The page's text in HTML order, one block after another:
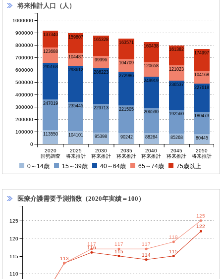
将来推計人口（人）
113550 104101 95398 90242 88264 85268 80445
247019
235445 229713 221505 206590 192560 180473
295163
293612
286223
272986
249919
236537
227618
123688
104487
99996
104709
120658
121023
104168
137340 159807
165328
163571
160438
161382
174997
2020
国勢調査
2025
将来推計
2030
将来推計
2035
将来推計
2040
将来推計
2045
将来推計
2050
将来推計
0
100000
200000
300000
400000
500000
600000
700000
800000
900000
1000000
0～14歳 15～39歳 40～64歳 65～74歳 75歳以上
医療介護需要予測指数（2020年実績＝100）
113
116
115
114
115
122
113
117 117 117
119
125
110
120
115
125